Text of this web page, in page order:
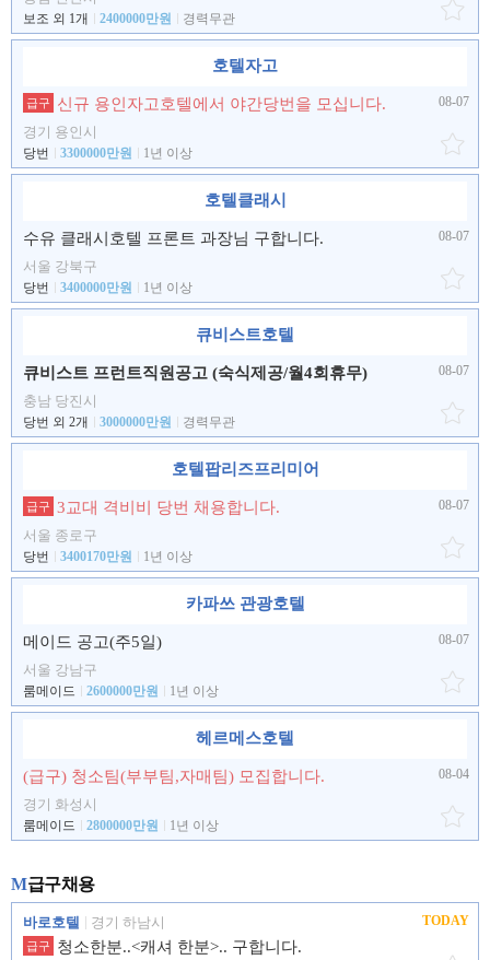
보조 외 1개 2400000만원 경력무관
호텔자고
급구 신규 용인자고호텔에서 야간당번을 모십니다.
경기 용인시
당번 3300000만원 1년 이상
08-07
호텔클래시
수유 클래시호텔 프론트 과장님 구합니다.
서울 강북구
당번 3400000만원 1년 이상
08-07
큐비스트호텔
큐비스트 프런트직원공고 (숙식제공/월4회휴무)
충남 당진시
당번 외 2개 3000000만원 경력무관
08-07
호텔팝리즈프리미어
급구 3교대 격비비 당번 채용합니다.
서울 종로구
당번 3400170만원 1년 이상
08-07
카파쓰 관광호텔
메이드 공고(주5일)
서울 강남구
룸메이드 2600000만원 1년 이상
08-07
헤르메스호텔
(급구) 청소팀(부부팀,자매팀) 모집합니다.
경기 화성시
룸메이드 2800000만원 1년 이상
08-04
M급구채용
바로호텔 경기 하남시
급구 청소한분..<캐셔 한분>.. 구합니다.
TODAY